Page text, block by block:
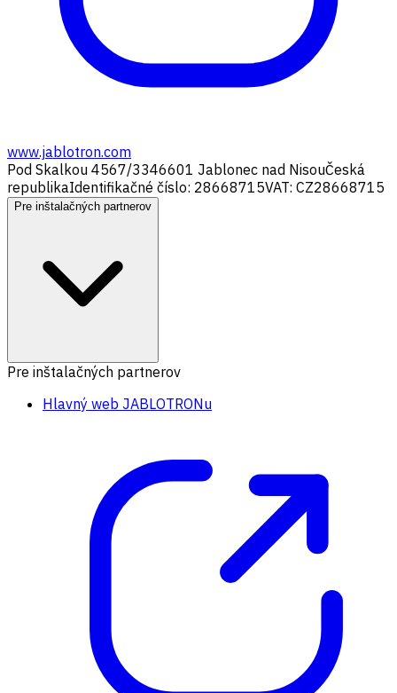
www.jablotron.com
Pod Skalkou 4567/3346601 Jablonec nad NisouČeská
republikaIdentifikačné číslo: 28668715VAT: CZ28668715
Pre inštalačných partnerov
Pre inštalačných partnerov
Hlavný web JABLOTRONu